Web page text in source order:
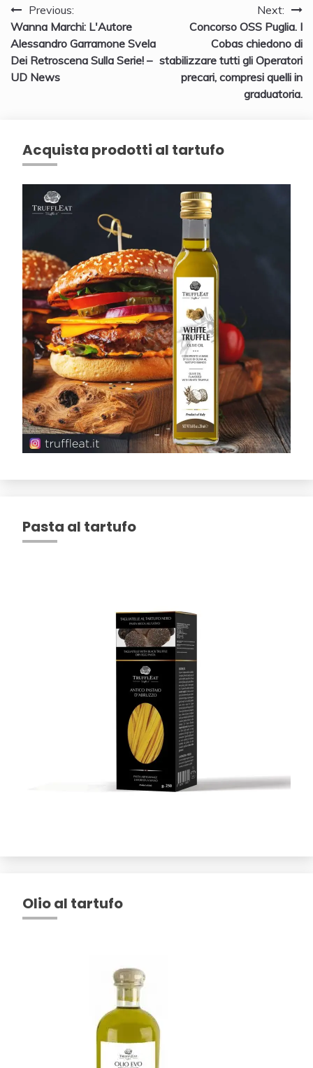
Navigazione
articoli
Previous:
Wanna Marchi: L'Autore
Alessandro Garramone Svela
Dei Retroscena Sulla Serie! –
UD News
Next:
Concorso OSS Puglia. I
Cobas chiedono di
stabilizzare tutti gli Operatori
precari, compresi quelli in
graduatoria.
Acquista prodotti al tartufo
Pasta al tartufo
Olio al tartufo